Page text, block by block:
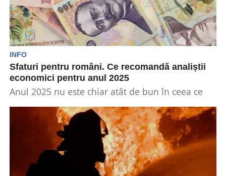
INFO
Sfaturi pentru români. Ce recomandă analiștii
economici pentru anul 2025
Anul 2025 nu este chiar atât de bun în ceea ce